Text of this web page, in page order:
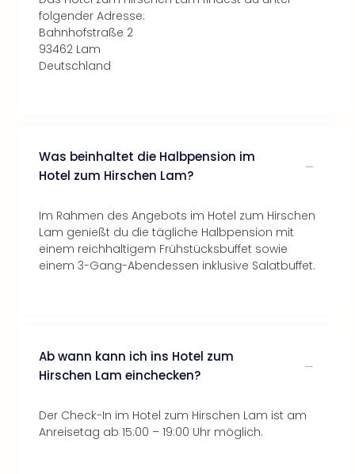
folgender Adresse:
Bahnhofstraße 2
93462 Lam
Deutschland
Was beinhaltet die Halbpension im
Hotel zum Hirschen Lam?
Im Rahmen des Angebots im Hotel zum Hirschen
Lam genießt du die tägliche Halbpension mit
einem reichhaltigem Frühstücksbuffet sowie
einem 3-Gang-Abendessen inklusive Salatbuffet.
Ab wann kann ich ins Hotel zum
Hirschen Lam einchecken?
Der Check-In im Hotel zum Hirschen Lam ist am
Anreisetag ab 15:00 – 19:00 Uhr möglich.